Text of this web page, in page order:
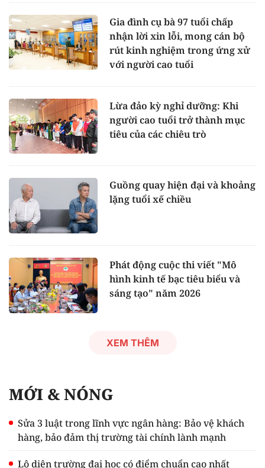
Gia đình cụ bà 97 tuổi chấp
nhận lời xin lỗi, mong cán bộ
rút kinh nghiệm trong ứng xử
với người cao tuổi
Lừa đảo kỳ nghỉ dưỡng: Khi
người cao tuổi trở thành mục
tiêu của các chiêu trò
Guồng quay hiện đại và khoảng
lặng tuổi xế chiều
Phát động cuộc thi viết "Mô
hình kinh tế bạc tiêu biểu và
sáng tạo" năm 2026
XEM THÊM
MỚI & NÓNG
Sửa 3 luật trong lĩnh vực ngân hàng: Bảo vệ khách
hàng, bảo đảm thị trường tài chính lành mạnh
Lộ diện trường đại học có điểm chuẩn cao nhất